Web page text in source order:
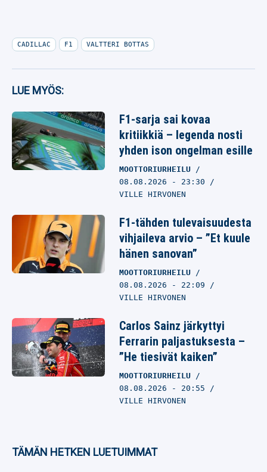
CADILLAC F1 VALTTERI BOTTAS
LUE MYÖS:
F1-sarja sai kovaa
kritiikkiä – legenda nosti
yhden ison ongelman esille
MOOTTORIURHEILU
08.08.2026 - 23:30
VILLE HIRVONEN
F1-tähden tulevaisuudesta
vihjaileva arvio – ”Et kuule
hänen sanovan”
MOOTTORIURHEILU
08.08.2026 - 22:09
VILLE HIRVONEN
Carlos Sainz järkyttyi
Ferrarin paljastuksesta –
”He tiesivät kaiken”
MOOTTORIURHEILU
08.08.2026 - 20:55
VILLE HIRVONEN
TÄMÄN HETKEN LUETUIMMAT